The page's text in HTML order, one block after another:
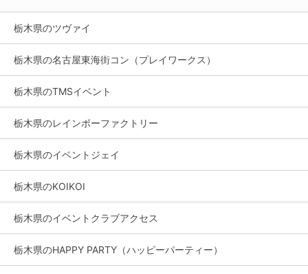
栃木県のツヴァイ
栃木県の名古屋東海街コン（プレイワークス）
栃木県のTMSイベント
栃木県のレインボーファクトリー
栃木県のイベントジェイ
栃木県のKOIKOI
栃木県のイベントクラブアクセス
栃木県のHAPPY PARTY（ハッピーパーティー）